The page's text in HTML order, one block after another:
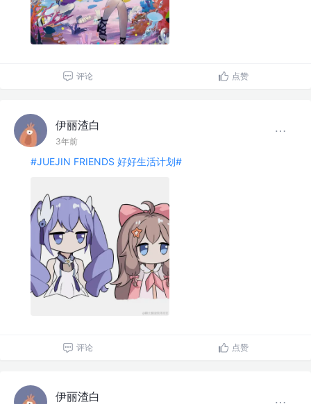
评论 点赞
伊丽渣白
3年前
#JUEJIN FRIENDS 好好生活计划#
评论 点赞
伊丽渣白